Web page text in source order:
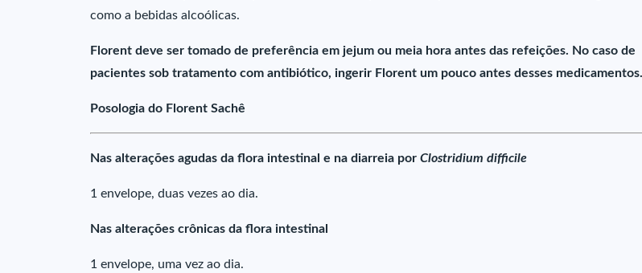
como a bebidas alcoólicas.
Florent deve ser tomado de preferência em jejum ou meia hora antes das refeições. No caso de
pacientes sob tratamento com antibiótico, ingerir Florent um pouco antes desses medicamentos.
Posologia do Florent Sachê
Nas alterações agudas da flora intestinal e na diarreia por Clostridium difficile
1 envelope, duas vezes ao dia.
Nas alterações crônicas da flora intestinal
1 envelope, uma vez ao dia.